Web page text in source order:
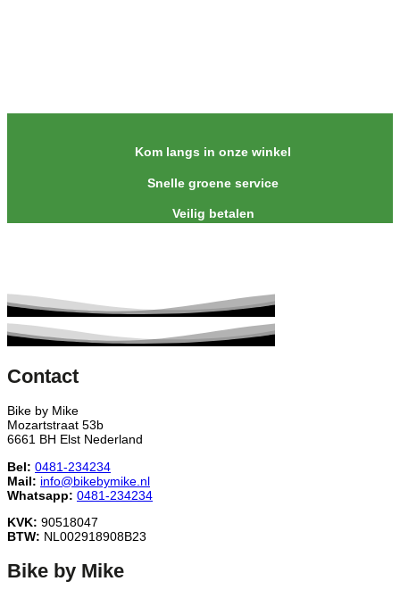
Kom langs in onze winkel
Snelle groene service
Veilig betalen
Contact
Bike by Mike
Mozartstraat 53b
6661 BH Elst Nederland
Bel: 0481-234234
Mail: info@bikebymike.nl
Whatsapp: 0481-234234
KVK: 90518047
BTW: NL002918908B23
Bike by Mike